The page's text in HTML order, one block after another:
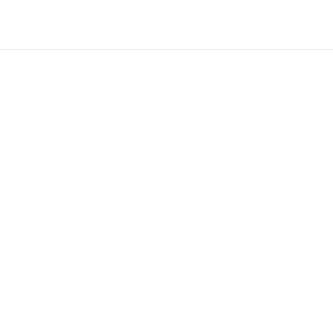
až bude skladem
upozornění, až bude skladem
Klikni pro upozornění, až bude skladem
XXL není dostupná. Klikni pro upozornění, až bude